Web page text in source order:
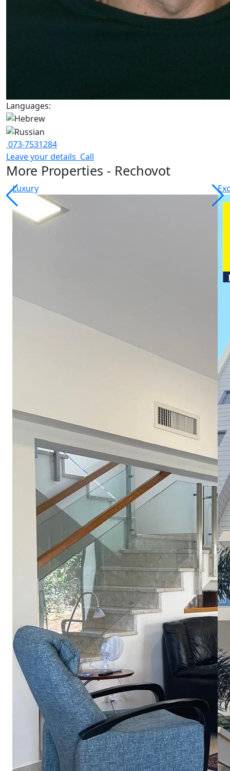
Languages:
073-7531284
Leave your details Call
More Properties - Rechovot
Luxury